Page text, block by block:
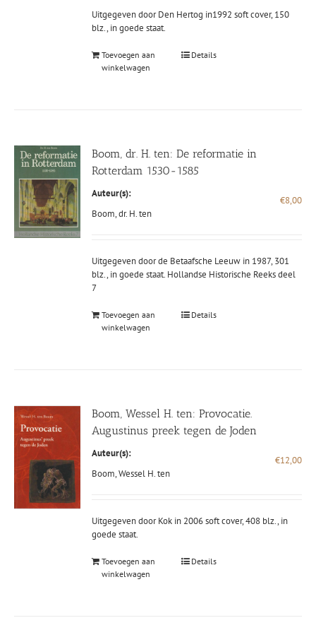
Uitgegeven door Den Hertog in1992 soft cover, 150
blz., in goede staat.
Toevoegen aan
winkelwagen
Details
Boom, dr. H. ten: De reformatie in
Rotterdam 1530-1585
Auteur(s):
Boom, dr. H. ten
€8,00
Uitgegeven door de Betaafsche Leeuw in 1987, 301
blz., in goede staat. Hollandse Historische Reeks deel
7
Toevoegen aan
winkelwagen
Details
Boom, Wessel H. ten: Provocatie.
Augustinus preek tegen de Joden
Auteur(s):
Boom, Wessel H. ten
€12,00
Uitgegeven door Kok in 2006 soft cover, 408 blz., in
goede staat.
Toevoegen aan
winkelwagen
Details